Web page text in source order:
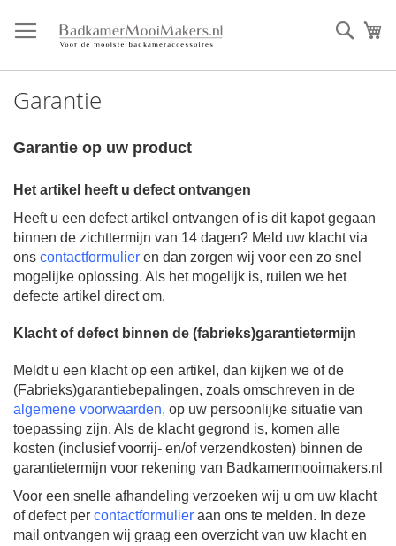
direct
door
inhoud
Garantie
Garantie op uw product
Het artikel heeft u defect ontvangen
Heeft u een defect artikel ontvangen of is dit kapot gegaan
binnen de zichttermijn van 14 dagen? Meld uw klacht via
ons contactformulier en dan zorgen wij voor een zo snel
mogelijke oplossing. Als het mogelijk is, ruilen we het
defecte artikel direct om.
Klacht of defect binnen de (fabrieks)garantietermijn
Meldt u een klacht op een artikel, dan kijken we of de
(Fabrieks)garantiebepalingen, zoals omschreven in de
algemene voorwaarden, op uw persoonlijke situatie van
toepassing zijn. Als de klacht gegrond is, komen alle
kosten (inclusief voorrij- en/of verzendkosten) binnen de
garantietermijn voor rekening van Badkamermooimakers.nl
Voor een snelle afhandeling verzoeken wij u om uw klacht
of defect per contactformulier aan ons te melden. In deze
mail ontvangen wij graag een overzicht van uw klacht en